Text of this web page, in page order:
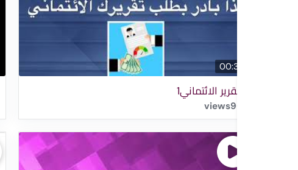
00:36
التقرير الائتماني1
9
views